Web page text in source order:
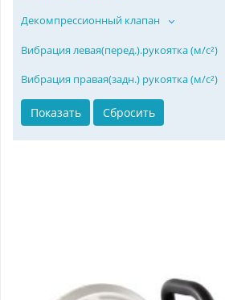
Декомпрессионный клапан
Вибрация левая(перед.).рукоятка (м/с²)
Вибрация правая(задн.) рукоятка (м/с²)